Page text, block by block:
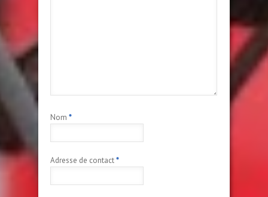
Nom *
Adresse de contact*